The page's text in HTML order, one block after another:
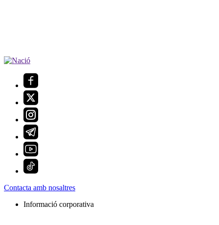
Contacta amb nosaltres
Informació corporativa